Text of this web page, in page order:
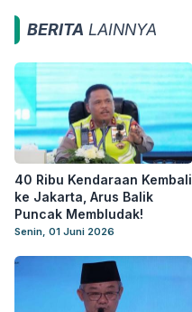
BERITA LAINNYA
40 Ribu Kendaraan Kembali
ke Jakarta, Arus Balik
Puncak Membludak!
Senin, 01 Juni 2026